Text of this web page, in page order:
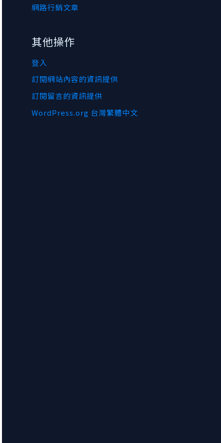
網路行銷文章
其他操作
登入
訂閱網站內容的資訊提供
訂閱留言的資訊提供
WordPress.org 台灣繁體中文